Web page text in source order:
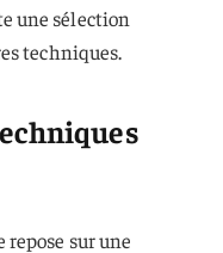
une sélection
techniques.
repose sur une